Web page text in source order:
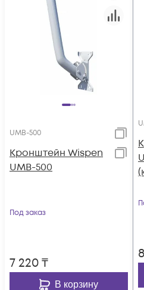
UMB-500
Кронштейн Wispen
UMB-500
Под заказ
7 220₸
В корзину